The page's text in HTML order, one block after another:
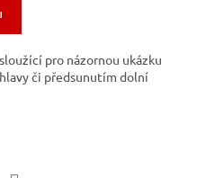
pro názornou ukázku
či předsunutím dolní